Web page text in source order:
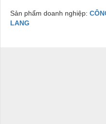
Sản phẩm doanh nghiệp:
LANG